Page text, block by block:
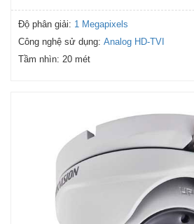
Độ phân giải: 1 Megapixels
Công nghệ sử dụng: Analog HD-TVI
Tầm nhìn: 20 mét